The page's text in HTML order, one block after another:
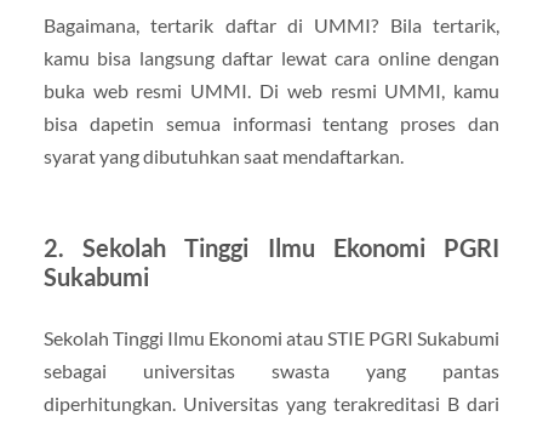
Bagaimana, tertarik daftar di UMMI? Bila tertarik,
kamu bisa langsung daftar lewat cara online dengan
buka web resmi UMMI. Di web resmi UMMI, kamu
bisa dapetin semua informasi tentang proses dan
syarat yang dibutuhkan saat mendaftarkan.
2. Sekolah Tinggi Ilmu Ekonomi PGRI
Sukabumi
Sekolah Tinggi Ilmu Ekonomi atau STIE PGRI Sukabumi
sebagai universitas swasta yang pantas
diperhitungkan. Universitas yang terakreditasi B dari